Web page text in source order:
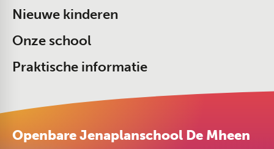
Nieuwe kinderen
Onze school
Praktische informatie
Openbare Jenaplanschool De Mheen